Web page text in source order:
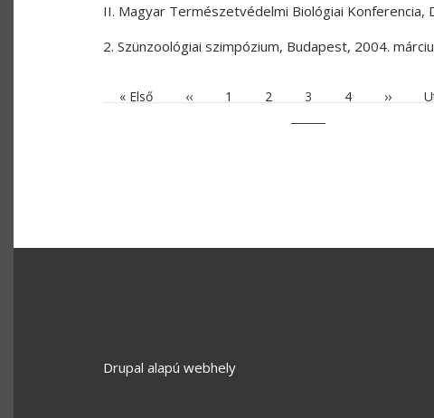
II. Magyar Természetvédelmi Biológiai Konferencia,
2. Szünzoológiai szimpózium, Budapest, 2004.
OLDALSZÁMOZÁS
Első oldal
« Első Előző oldal
‹‹ Oldal
1 Oldal
2 Jelenlegi oldal
3 Oldal
4 ››
Drupal alapú webhely